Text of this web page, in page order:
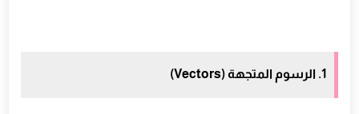
1. الرسوم المتجهة (Vectors)